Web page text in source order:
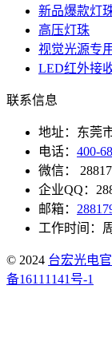
新品爆款灯
高压灯珠
视觉光源专
LED红外接
联系信息
地址：东莞
电话： 400-
微信：
企业QQ：
邮箱：
工作时间：
© 2024 台宏光电
备16111141号-1